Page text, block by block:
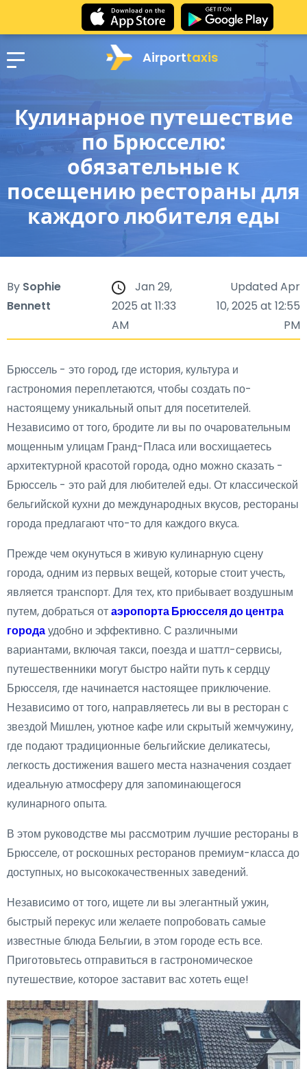
Airporttaxis
Кулинарное путешествие
по Брюсселю:
обязательные к
посещению рестораны для
каждого любителя еды
By Sophie
Bennett
Jan 29,
2025 at 11:33
AM
Updated Apr
10, 2025 at 12:55
PM
Брюссель - это город, где история, культура и
гастрономия переплетаются, чтобы создать по-
настоящему уникальный опыт для посетителей.
Независимо от того, бродите ли вы по очаровательным
мощенным улицам Гранд-Пласа или восхищаетесь
архитектурной красотой города, одно можно сказать -
Брюссель - это рай для любителей еды. От классической
бельгийской кухни до международных вкусов, рестораны
города предлагают что-то для каждого вкуса.
Прежде чем окунуться в живую кулинарную сцену
города, одним из первых вещей, которые стоит учесть,
является транспорт. Для тех, кто прибывает воздушным
путем, добраться отаэропорта Брюсселя до центра
городаудобно и эффективно. С различными
вариантами, включая такси, поезда и шаттл-сервисы,
путешественники могут быстро найти путь к сердцу
Брюсселя, где начинается настоящее приключение.
Независимо от того, направляетесь ли вы в ресторан с
звездой Мишлен, уютное кафе или скрытый жемчужину,
где подают традиционные бельгийские деликатесы,
легкость достижения вашего места назначения создает
идеальную атмосферу для запоминающегося
кулинарного опыта.
В этом руководстве мы рассмотрим лучшие рестораны в
Брюсселе, от роскошных ресторанов премиум-класса до
доступных, но высококачественных заведений.
Независимо от того, ищете ли вы элегантный ужин,
быстрый перекус или желаете попробовать самые
известные блюда Бельгии, в этом городе есть все.
Приготовьтесь отправиться в гастрономическое
путешествие, которое заставит вас хотеть еще!